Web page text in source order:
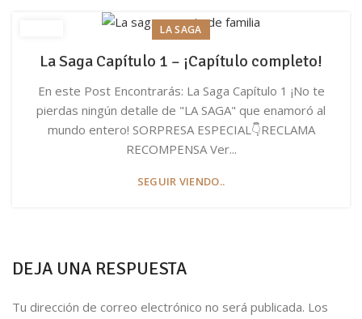
LA SAGA
La Saga Capítulo 1 – ¡Capítulo completo!
En este Post Encontrarás: La Saga Capítulo 1 ¡No te
pierdas ningún detalle de "LA SAGA" que enamoró al
mundo entero! SORPRESA ESPECIAL👇RECLAMA
RECOMPENSA Ver...
SEGUIR VIENDO..
DEJA UNA RESPUESTA
Tu dirección de correo electrónico no será publicada. Los